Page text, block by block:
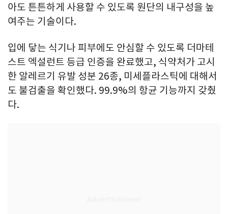
아도 튼튼하게 사용할 수 있도록 원단의 내구성을 높
여주는 기술이다.
입에 닿는 식기나 피부에도 안심할 수 있도록 더마테
스트 엑설런트 등급 인증을 완료했고, 식약처가 고시
한 알레르기 유발 성분 26종, 미세플라스틱에 대해서
도 불검출을 확인했다. 99.9%의 항균 기능까지 갖췄
다.